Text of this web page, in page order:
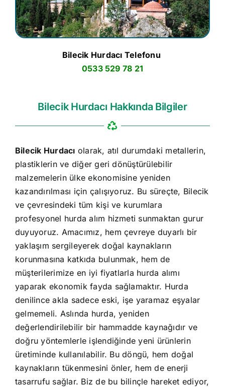
Bilecik Hurdacı Telefonu
0533 529 78 21
Bilecik Hurdacı Hakkında Bilgiler
Bilecik Hurdacı olarak, atıl durumdaki metallerin,
plastiklerin ve diğer geri dönüştürülebilir
malzemelerin ülke ekonomisine yeniden
kazandırılması için çalışıyoruz. Bu süreçte, Bilecik
ve çevresindeki tüm kişi ve kurumlara
profesyonel hurda alım hizmeti sunmaktan gurur
duyuyoruz. Amacımız, hem çevreye duyarlı bir
yaklaşım sergileyerek doğal kaynakların
korunmasına katkıda bulunmak, hem de
müşterilerimize en iyi fiyatlarla hurda alımı
yaparak ekonomik fayda sağlamaktır. Hurda
denilince akla sadece eski, işe yaramaz eşyalar
gelmemeli. Aslında hurda, yeniden
değerlendirilebilir bir hammadde kaynağıdır ve
doğru yöntemlerle işlendiğinde yeni ürünlerin
üretiminde kullanılabilir. Bu döngü, hem doğal
kaynakların tükenmesini önler, hem de enerji
tasarrufu sağlar. Biz de bu bilinçle hareket ediyor,